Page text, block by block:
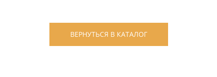
ВЕРНУТЬСЯ В КАТАЛОГ